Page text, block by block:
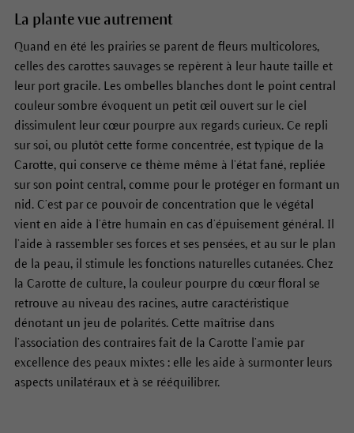
La plante vue autrement
Quand en été les prairies se parent de fleurs multicolores,
celles des carottes sauvages se repèrent à leur haute taille et
leur port gracile. Les ombelles blanches dont le point central
couleur sombre évoquent un petit œil ouvert sur le ciel
dissimulent leur cœur pourpre aux regards curieux. Ce repli
sur soi, ou plutôt cette forme concentrée, est typique de la
Carotte, qui conserve ce thème même à l’état fané, repliée
sur son point central, comme pour le protéger en formant un
nid. C’est par ce pouvoir de concentration que le végétal
vient en aide à l’être humain en cas d’épuisement général. Il
l’aide à rassembler ses forces et ses pensées, et au sur le plan
de la peau, il stimule les fonctions naturelles cutanées. Chez
la Carotte de culture, la couleur pourpre du cœur floral se
retrouve au niveau des racines, autre caractéristique
dénotant un jeu de polarités. Cette maîtrise dans
l’association des contraires fait de la Carotte l’amie par
excellence des peaux mixtes : elle les aide à surmonter leurs
aspects unilatéraux et à se rééquilibrer.